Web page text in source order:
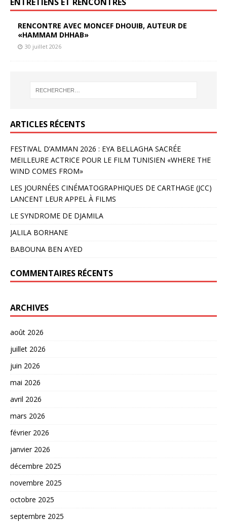
RENCONTRE AVEC MONCEF DHOUIB, AUTEUR DE
«HAMMAM DHHAB»
30 juillet 2026
ARTICLES RÉCENTS
FESTIVAL D’AMMAN 2026 : EYA BELLAGHA SACRÉE
MEILLEURE ACTRICE POUR LE FILM TUNISIEN «WHERE THE
WIND COMES FROM»
LES JOURNÉES CINÉMATOGRAPHIQUES DE CARTHAGE (JCC)
LANCENT LEUR APPEL À FILMS
LE SYNDROME DE DJAMILA
JALILA BORHANE
BABOUNA BEN AYED
COMMENTAIRES RÉCENTS
ARCHIVES
août 2026
juillet 2026
juin 2026
mai 2026
avril 2026
mars 2026
février 2026
janvier 2026
décembre 2025
novembre 2025
octobre 2025
septembre 2025